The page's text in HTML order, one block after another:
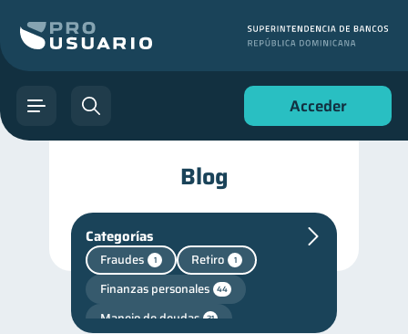
Acceder
Blog
Categorías
Fraudes 1 Retiro 1
Finanzas personales 44
Manejo de deudas 31